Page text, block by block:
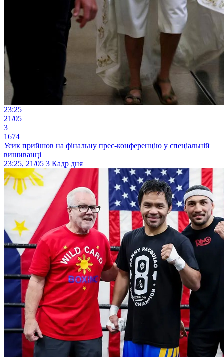
23:25
21/05
3
1674
Усик прийшов на фінальну прес-конференцію у спеціальній
вишиванці
23:25, 21/05 3 Кадр дня